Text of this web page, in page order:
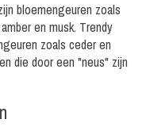
bloemengeuren zoals
en musk. Trendy
zoals ceder en
die door een "neus" zijn